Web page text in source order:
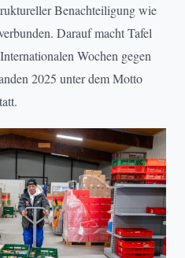
Benachteiligung wie
Darauf macht Tafel
Wochen gegen
2025 unter dem Motto